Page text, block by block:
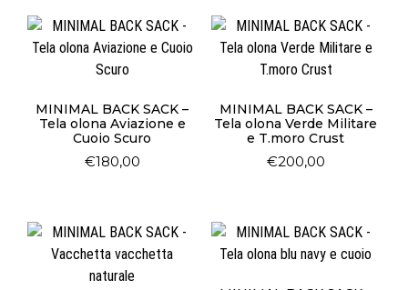
MINIMAL BACK SACK –
Tela olona Aviazione e
Cuoio Scuro
€180,00
MINIMAL BACK SACK –
Tela olona Verde Militare
e T.moro Crust
€200,00